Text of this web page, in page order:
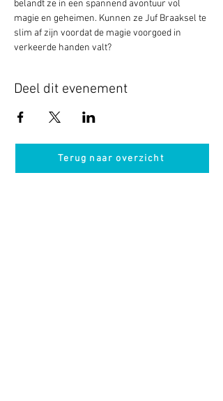
belandt ze in een spannend avontuur vol
magie en geheimen. Kunnen ze Juf Braaksel te
slim af zijn voordat de magie voorgoed in
verkeerde handen valt?
Deel dit evenement
Terug naar overzicht